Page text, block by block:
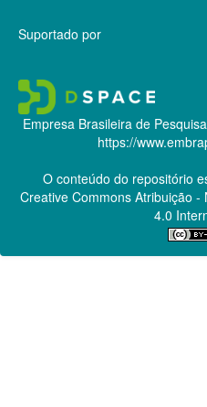
Suportado por
Empresa Brasileira de
https://
O conteúdo do repositório
Creative CommonsAtribuição -
4.0